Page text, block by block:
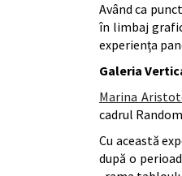
Având ca
în limbaj
experiența
Galeria
Marina
cadrul
Cu această
după o